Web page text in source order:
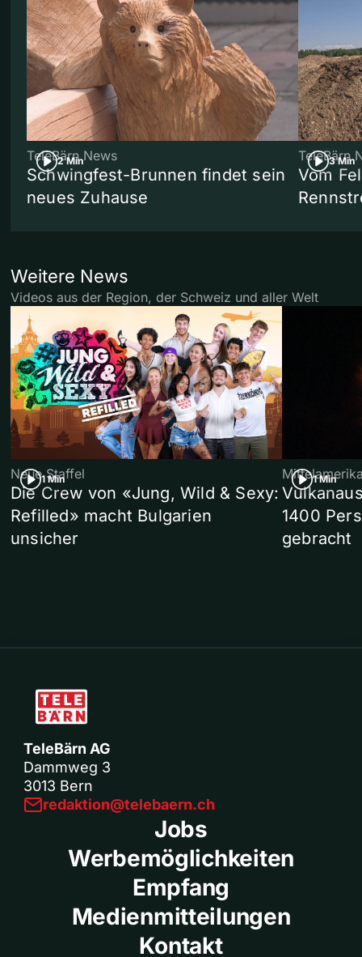
2 Min
TeleBärn News
Schwingfest-Brunnen findet sein
neues Zuhause
3 Min
TeleBärn
Vom
Weitere News
Videos aus der Region, der Schweiz und aller Welt
1 Min
Neue Staffel
Die Crew von «Jung, Wild & Sexy:
Refilled» macht Bulgarien
unsicher
1 Min
1400
gebracht
TeleBärn AG
Dammweg 3
3013 Bern
redaktion@telebaern.ch
Jobs
Werbemöglichkeiten
Empfang
Medienmitteilungen
Kontakt